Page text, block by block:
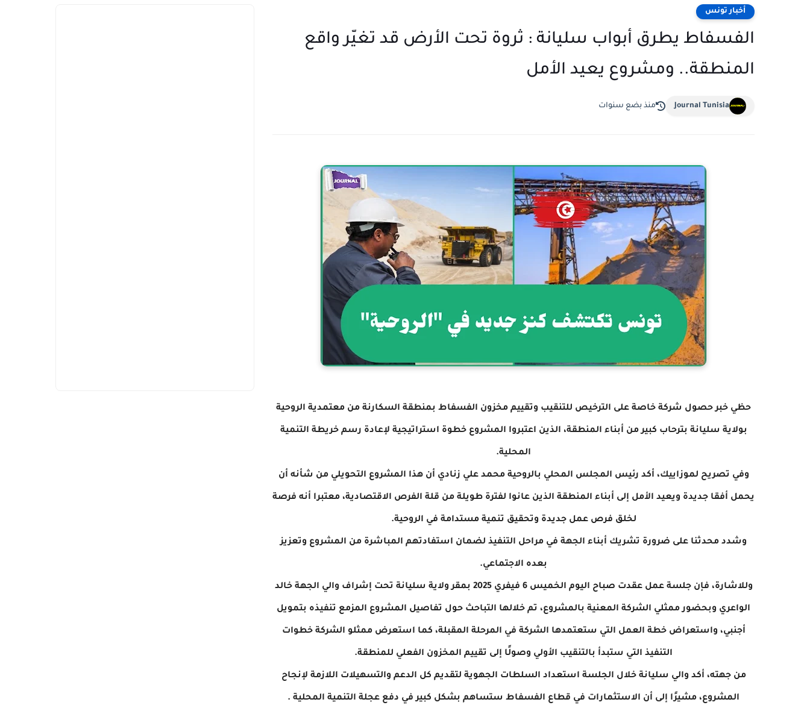
أخبار تونس
الفسفاط يطرق أبواب سليانة : ثروة تحت الأرض قد تغيّر واقع
المنطقة.. ومشروع يعيد الأمل
Journal Tunisia منذ بضع سنوات
حظي خبر حصول شركة خاصة على الترخيص للتنقيب وتقييم مخزون الفسفاط بمنطقة السكارنة من معتمدية الروحية
بولاية سليانة بترحاب كبير من أبناء المنطقة، الذين اعتبروا المشروع خطوة استراتيجية لإعادة رسم خريطة التنمية
المحلية.
وفي تصريح لموزاييك، أكد رئيس المجلس المحلي بالروحية محمد علي زنادي أن هذا المشروع التحويلي من شأنه أن
يحمل أفقا جديدة ويعيد الأمل إلى أبناء المنطقة الذين عانوا لفترة طويلة من قلة الفرص الاقتصادية، معتبرا أنه فرصة
لخلق فرص عمل جديدة وتحقيق تنمية مستدامة في الروحية.
وشدد محدثنا على ضرورة تشريك أبناء الجهة في مراحل التنفيذ لضمان استفادتهم المباشرة من المشروع وتعزيز
بعده الاجتماعي.
وللاشارة، فإن جلسة عمل عقدت صباح اليوم الخميس 6 فيفري 2025 بمقر ولاية سليانة تحت إشراف والي الجهة خالد
الواعري وبحضور ممثلي الشركة المعنية بالمشروع، تم خلالها التباحث حول تفاصيل المشروع المزمع تنفيذه بتمويل
أجنبي، واستعراض خطة العمل التي ستعتمدها الشركة في المرحلة المقبلة، كما استعرض ممثلو الشركة خطوات
التنفيذ التي ستبدأ بالتنقيب الأولي وصولًا إلى تقييم المخزون الفعلي للمنطقة.
من جهته، أكد والي سليانة خلال الجلسة استعداد السلطات الجهوية لتقديم كل الدعم والتسهيلات اللازمة لإنجاح
المشروع، مشيرًا إلى أن الاستثمارات في قطاع الفسفاط ستساهم بشكل كبير في دفع عجلة التنمية المحلية .